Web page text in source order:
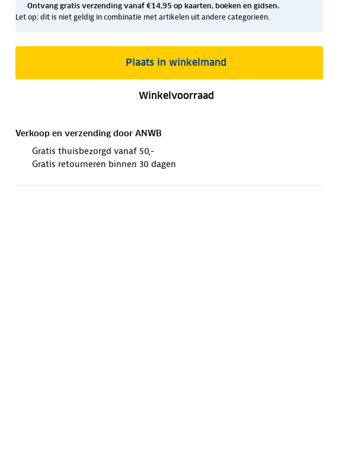
Ontvang gratis verzending vanaf €14,95 op kaarten, boeken en gidsen.
Let op: dit is niet geldig in combinatie met artikelen uit andere categorieën.
Plaats in winkelmand
Winkelvoorraad
Verkoop en verzending door ANWB
Gratis thuisbezorgd vanaf 50,-
Gratis retourneren binnen 30 dagen